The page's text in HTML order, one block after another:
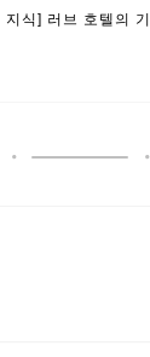
식] 러브 호텔의 기